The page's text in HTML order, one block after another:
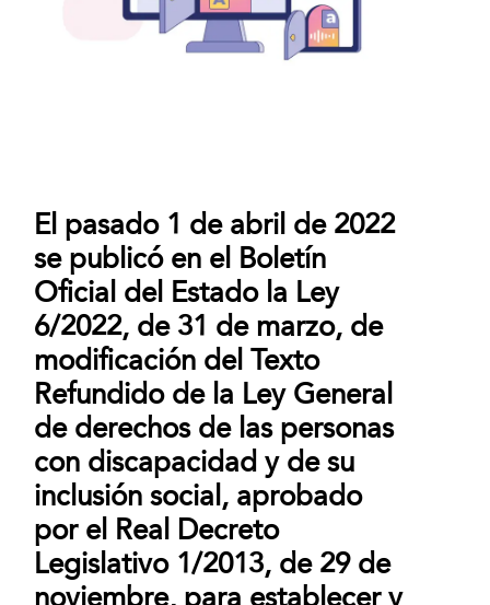
El pasado 1 de abril de 2022
se publicó en el Boletín
Oficial del Estado la Ley
6/2022, de 31 de marzo, de
modificación del Texto
Refundido de la Ley General
de derechos de las personas
con discapacidad y de su
inclusión social, aprobado
por el Real Decreto
Legislativo 1/2013, de 29 de
noviembre, para establecer y